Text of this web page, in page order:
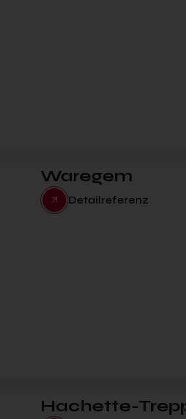
Waregem
Detailreferenz
Hachette-